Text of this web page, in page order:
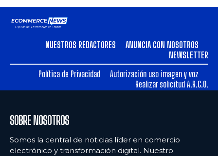
NUESTROS REDACTORES
ANUNCIA CON NOSOTROS
NEWSLETTER
Política de Privacidad
Autorización uso imagen y voz
Realizar solicitud A.R.C.O.
SOBRE NOSOTROS
Somos la central de noticias líder en comercio
electrónico y transformación digital. Nuestro